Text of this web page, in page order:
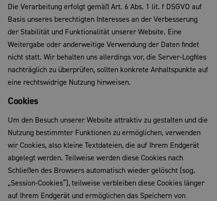
Die Verarbeitung erfolgt gemäß Art. 6 Abs. 1 lit. f DSGVO auf
Basis unseres berechtigten Interesses an der Verbesserung
der Stabilität und Funktionalität unserer Website. Eine
Weitergabe oder anderweitige Verwendung der Daten findet
nicht statt. Wir behalten uns allerdings vor, die Server-Logfiles
nachträglich zu überprüfen, sollten konkrete Anhaltspunkte auf
eine rechtswidrige Nutzung hinweisen.
Cookies
Um den Besuch unserer Website attraktiv zu gestalten und die
Nutzung bestimmter Funktionen zu ermöglichen, verwenden
wir Cookies, also kleine Textdateien, die auf Ihrem Endgerät
abgelegt werden. Teilweise werden diese Cookies nach
Schließen des Browsers automatisch wieder gelöscht (sog.
„Session-Cookies“), teilweise verbleiben diese Cookies länger
auf Ihrem Endgerät und ermöglichen das Speichern von